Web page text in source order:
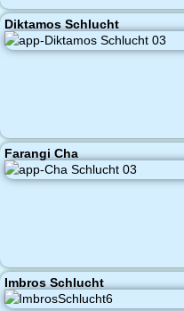
Diktamos Schlucht
Farangi Cha
Imbros Schlucht